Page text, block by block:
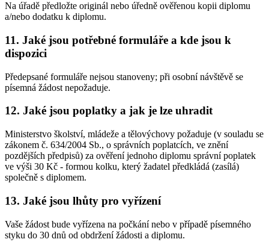
Na úřadě předložte originál nebo úředně ověřenou kopii diplomu
a/nebo dodatku k diplomu.
11. Jaké jsou potřebné formuláře a kde jsou k
dispozici
Předepsané formuláře nejsou stanoveny; při osobní návštěvě se
písemná žádost nepožaduje.
12. Jaké jsou poplatky a jak je lze uhradit
Ministerstvo školství, mládeže a tělovýchovy požaduje (v souladu se
zákonem č. 634/2004 Sb., o správních poplatcích, ve znění
pozdějších předpisů) za ověření jednoho diplomu správní poplatek
ve výši 30 Kč - formou kolku, který žadatel předkládá (zasílá)
společně s diplomem.
13. Jaké jsou lhůty pro vyřízení
Vaše žádost bude vyřízena na počkání nebo v případě písemného
styku do 30 dnů od obdržení žádosti a diplomu.